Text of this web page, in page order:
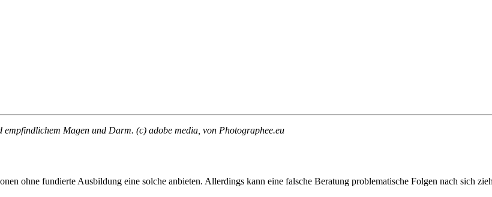
Magen und Darm. (c) adobe media, von Photographee.eu
ohne fundierte Ausbildung eine solche anbieten. Allerdings kann eine falsche Beratung problematische Folgen nach sich